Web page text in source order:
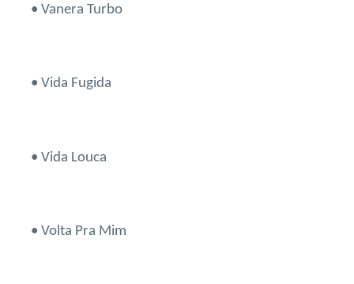
• Vanera Turbo
• Vida Fugida
• Vida Louca
• Volta Pra Mim